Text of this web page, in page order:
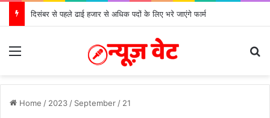
दिसंबर से पहले ढाई हजार से अधिक पदों के लिए भरे जाएंगे फार्म
Home / 2023 / September / 21